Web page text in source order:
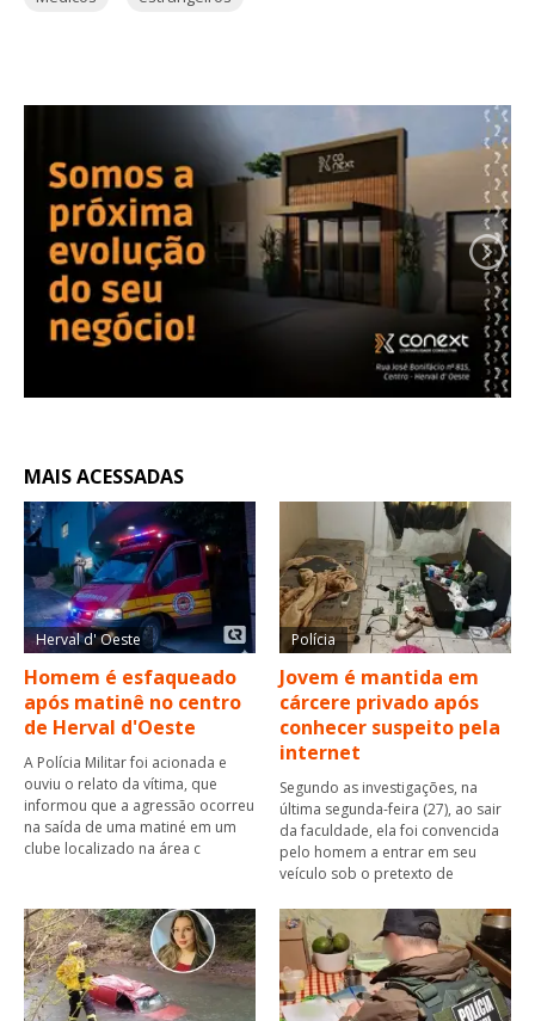
MAIS ACESSADAS
Herval d' Oeste
Homem é esfaqueado
após matinê no centro
de Herval d'Oeste
A Polícia Militar foi acionada e
ouviu o relato da vítima, que
informou que a agressão ocorreu
na saída de uma matiné em um
clube localizado na área c
Polícia
Jovem é mantida em
cárcere privado após
conhecer suspeito pela
internet
Segundo as investigações, na
última segunda-feira (27), ao sair
da faculdade, ela foi convencida
pelo homem a entrar em seu
veículo sob o pretexto de